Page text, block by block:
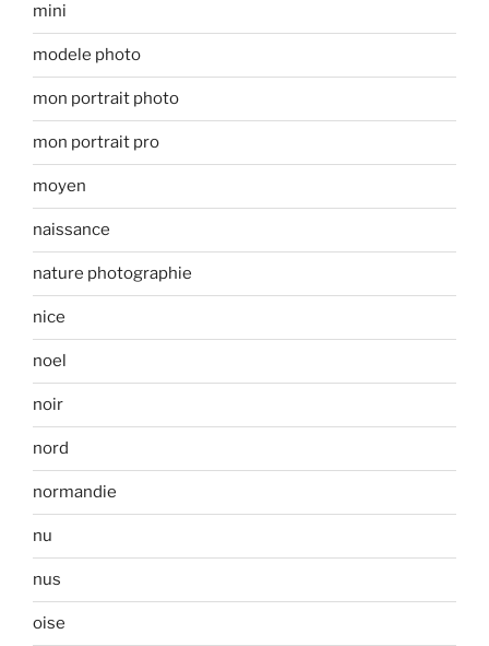
mini
modele photo
mon portrait photo
mon portrait pro
moyen
naissance
nature photographie
nice
noel
noir
nord
normandie
nu
nus
oise